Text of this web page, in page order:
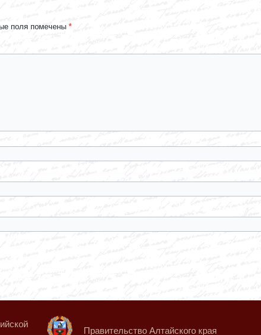
поля помечены *
Правительство Алтайского края